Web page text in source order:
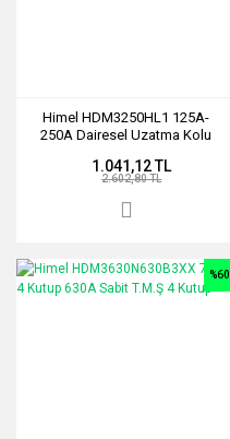
Himel HDM3250HL1 125A-
250A Dairesel Uzatma Kolu
1.041,12 TL
2.602,80 TL
%60